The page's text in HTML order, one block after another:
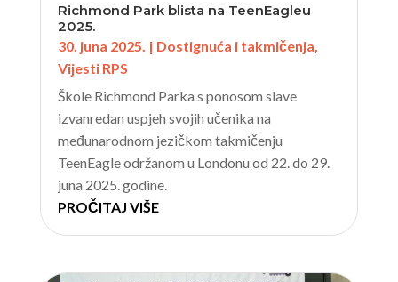
Richmond Park blista na TeenEagleu
2025.
30. juna 2025. | Dostignuća i takmičenja
Vijesti RPS
Škole Richmond Parka s ponosom slave
izvanredan uspjeh svojih učenika na
međunarodnom jezičkom takmičenju
TeenEagle održanom u Londonu od 22. do 29.
juna 2025. godine.
PROČITAJ VIŠE